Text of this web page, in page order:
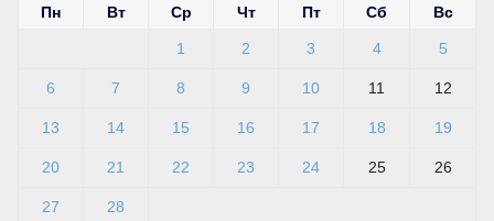
Пн Вт Ср Чт Пт Сб Вс
1 2 3 4 5
6 7 8 9 10 11 12
13 14 15 16 17 18 19
20 21 22 23 24 25 26
27 28